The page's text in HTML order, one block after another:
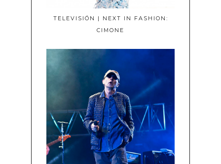
TELEVISIÓN | NEXT IN FASHION:
CIMONE